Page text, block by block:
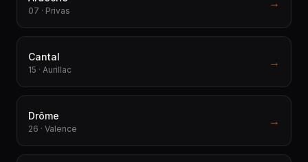
07 · Privas
→
Cantal
15 · Aurillac
→
Drôme
26 · Valence
→